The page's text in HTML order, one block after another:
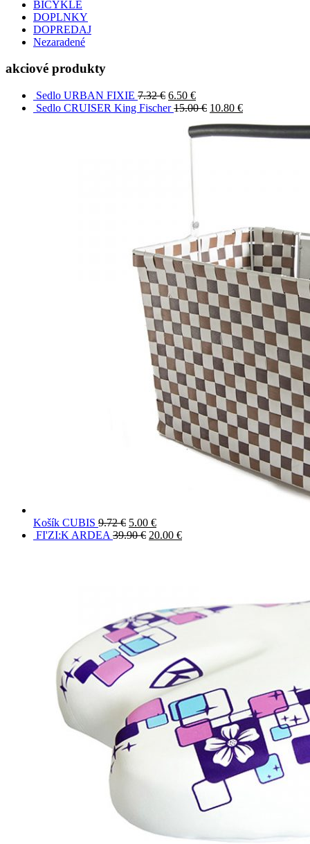
BICYKLE
DOPLNKY
DOPREDAJ
Nezaradené
akciové produkty
Sedlo URBAN FIXIE 7.32€ 6.50 €
Sedlo CRUISER King Fischer 15.00€ 10.80 €
Košík CUBIS 9.72€ 5.00 €
FI'ZI:K ARDEA 39.90€ 20.00 €